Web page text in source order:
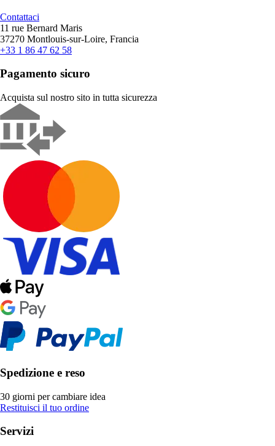
Contattaci
11 rue Bernard Maris
37270 Montlouis-sur-Loire, Francia
+33 1 86 47 62 58
Pagamento sicuro
Acquista sul nostro sito in tutta sicurezza
Spedizione e reso
30 giorni per cambiare idea
Restituisci il tuo ordine
Servizi